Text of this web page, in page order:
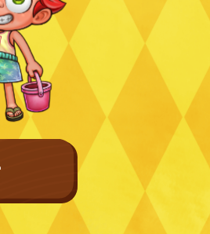
商取引法に基づく表記
Entertainment Asset